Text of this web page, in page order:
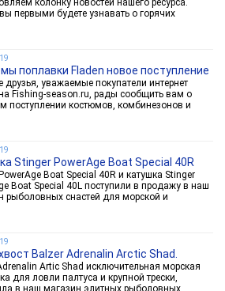
колонку новостей нашего ресурса.
первыми будете узнавать о горячих
поплавки Fladen новое поступление
друзья, уважаемые покупатели интернет
Fishing-season.ru, рады сообщить вам о
поступлении костюмов, комбинезонов и
Stinger PowerAge Boat Special 40R
Boat Special 40R и катушка Stinger
Boat Special 40L поступили в продажу в наш
рыболовных снастей для морской и
Balzer Adrenalin Arctic Shad.
Artic Shad исключительная морская
для ловли палтуса и крупной трески,
в наш магазин элитных рыболовных